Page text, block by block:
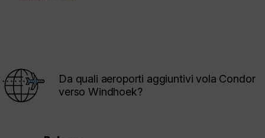
Da quali aeroporti aggiuntivi vola Condor
verso Windhoek?